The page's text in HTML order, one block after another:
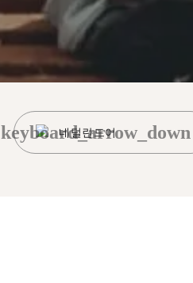
네덜란드어
keyboard_arrow_down